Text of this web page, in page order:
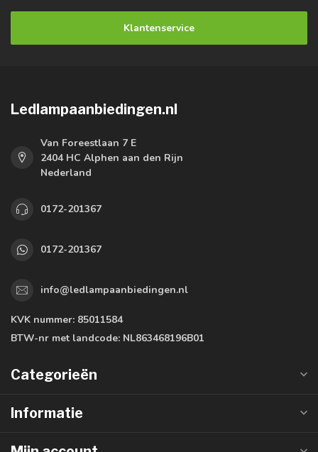
Klantenservice
Ledlampaanbiedingen.nl
Van Foreestlaan 7 E
2404 HC Alphen aan den Rijn
Nederland
0172-201367
0172-201367
info@ledlampaanbiedingen.nl
KVK nummer: 85011584
BTW-nr met landcode: NL863468196B01
Categorieën
Informatie